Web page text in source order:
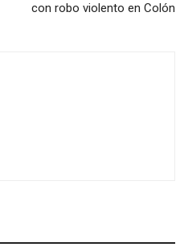
con robo violento en Colón